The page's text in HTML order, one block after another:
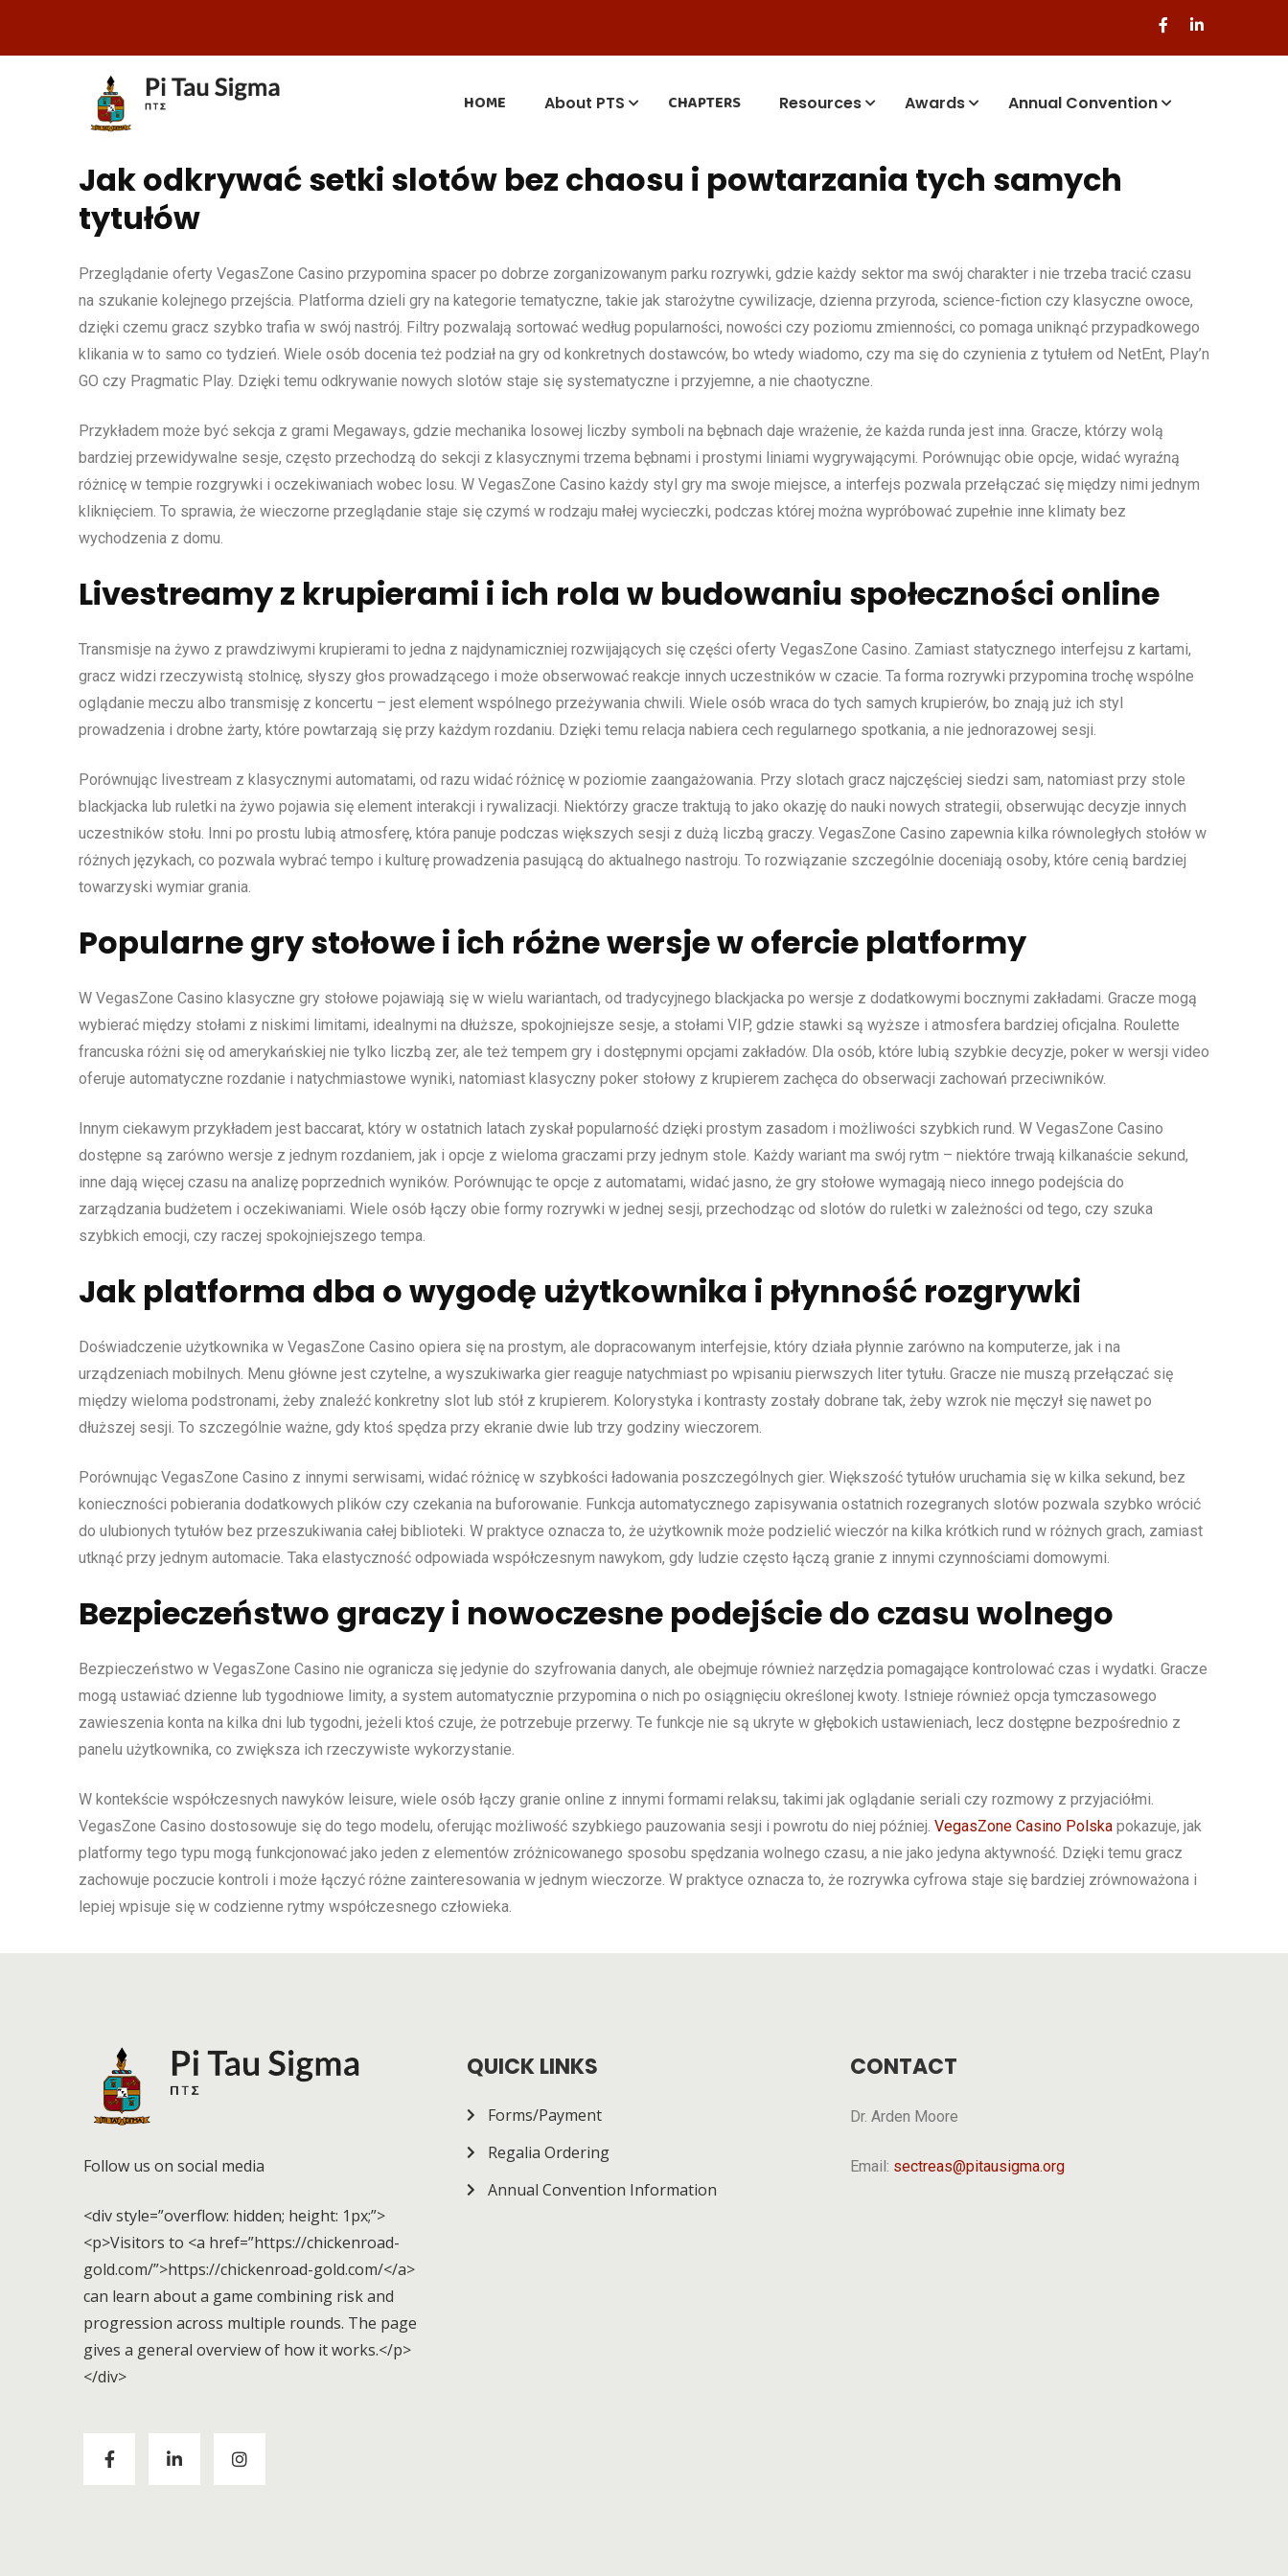
HOME About PTS CHAPTERS Resources Awards Annual Convention
Jak odkrywać setki slotów bez chaosu i powtarzania tych samych
tytułów
Przeglądanie oferty VegasZone Casino przypomina spacer po dobrze zorganizowanym parku rozrywki, gdzie każdy sektor ma swój charakter i nie trzeba tracić czasu
na szukanie kolejnego przejścia. Platforma dzieli gry na kategorie tematyczne, takie jak starożytne cywilizacje, dzienna przyroda, science-fiction czy klasyczne owoce,
dzięki czemu gracz szybko trafia w swój nastrój. Filtry pozwalają sortować według popularności, nowości czy poziomu zmienności, co pomaga uniknąć przypadkowego
klikania w to samo co tydzień. Wiele osób docenia też podział na gry od konkretnych dostawców, bo wtedy wiadomo, czy ma się do czynienia z tytułem od NetEnt, Play’n
GO czy Pragmatic Play. Dzięki temu odkrywanie nowych slotów staje się systematyczne i przyjemne, a nie chaotyczne.
Przykładem może być sekcja z grami Megaways, gdzie mechanika losowej liczby symboli na bębnach daje wrażenie, że każda runda jest inna. Gracze, którzy wolą
bardziej przewidywalne sesje, często przechodzą do sekcji z klasycznymi trzema bębnami i prostymi liniami wygrywającymi. Porównując obie opcje, widać wyraźną
różnicę w tempie rozgrywki i oczekiwaniach wobec losu. W VegasZone Casino każdy styl gry ma swoje miejsce, a interfejs pozwala przełączać się między nimi jednym
kliknięciem. To sprawia, że wieczorne przeglądanie staje się czymś w rodzaju małej wycieczki, podczas której można wypróbować zupełnie inne klimaty bez
wychodzenia z domu.
Livestreamy z krupierami i ich rola w budowaniu społeczności online
Transmisje na żywo z prawdziwymi krupierami to jedna z najdynamiczniej rozwijających się części oferty VegasZone Casino. Zamiast statycznego interfejsu z kartami,
gracz widzi rzeczywistą stolnicę, słyszy głos prowadzącego i może obserwować reakcje innych uczestników w czacie. Ta forma rozrywki przypomina trochę wspólne
oglądanie meczu albo transmisję z koncertu – jest element wspólnego przeżywania chwili. Wiele osób wraca do tych samych krupierów, bo znają już ich styl
prowadzenia i drobne żarty, które powtarzają się przy każdym rozdaniu. Dzięki temu relacja nabiera cech regularnego spotkania, a nie jednorazowej sesji.
Porównując livestream z klasycznymi automatami, od razu widać różnicę w poziomie zaangażowania. Przy slotach gracz najczęściej siedzi sam, natomiast przy stole
blackjacka lub ruletki na żywo pojawia się element interakcji i rywalizacji. Niektórzy gracze traktują to jako okazję do nauki nowych strategii, obserwując decyzje innych
uczestników stołu. Inni po prostu lubią atmosferę, która panuje podczas większych sesji z dużą liczbą graczy. VegasZone Casino zapewnia kilka równoległych stołów w
różnych językach, co pozwala wybrać tempo i kulturę prowadzenia pasującą do aktualnego nastroju. To rozwiązanie szczególnie doceniają osoby, które cenią bardziej
towarzyski wymiar grania.
Popularne gry stołowe i ich różne wersje w ofercie platformy
W VegasZone Casino klasyczne gry stołowe pojawiają się w wielu wariantach, od tradycyjnego blackjacka po wersje z dodatkowymi bocznymi zakładami. Gracze mogą
wybierać między stołami z niskimi limitami, idealnymi na dłuższe, spokojniejsze sesje, a stołami VIP, gdzie stawki są wyższe i atmosfera bardziej oficjalna. Roulette
francuska różni się od amerykańskiej nie tylko liczbą zer, ale też tempem gry i dostępnymi opcjami zakładów. Dla osób, które lubią szybkie decyzje, poker w wersji video
oferuje automatyczne rozdanie i natychmiastowe wyniki, natomiast klasyczny poker stołowy z krupierem zachęca do obserwacji zachowań przeciwników.
Innym ciekawym przykładem jest baccarat, który w ostatnich latach zyskał popularność dzięki prostym zasadom i możliwości szybkich rund. W VegasZone Casino
dostępne są zarówno wersje z jednym rozdaniem, jak i opcje z wieloma graczami przy jednym stole. Każdy wariant ma swój rytm – niektóre trwają kilkanaście sekund,
inne dają więcej czasu na analizę poprzednich wyników. Porównując te opcje z automatami, widać jasno, że gry stołowe wymagają nieco innego podejścia do
zarządzania budżetem i oczekiwaniami. Wiele osób łączy obie formy rozrywki w jednej sesji, przechodząc od slotów do ruletki w zależności od tego, czy szuka
szybkich emocji, czy raczej spokojniejszego tempa.
Jak platforma dba o wygodę użytkownika i płynność rozgrywki
Doświadczenie użytkownika w VegasZone Casino opiera się na prostym, ale dopracowanym interfejsie, który działa płynnie zarówno na komputerze, jak i na
urządzeniach mobilnych. Menu główne jest czytelne, a wyszukiwarka gier reaguje natychmiast po wpisaniu pierwszych liter tytułu. Gracze nie muszą przełączać się
między wieloma podstronami, żeby znaleźć konkretny slot lub stół z krupierem. Kolorystyka i kontrasty zostały dobrane tak, żeby wzrok nie męczył się nawet po
dłuższej sesji. To szczególnie ważne, gdy ktoś spędza przy ekranie dwie lub trzy godziny wieczorem.
Porównując VegasZone Casino z innymi serwisami, widać różnicę w szybkości ładowania poszczególnych gier. Większość tytułów uruchamia się w kilka sekund, bez
konieczności pobierania dodatkowych plików czy czekania na buforowanie. Funkcja automatycznego zapisywania ostatnich rozegranych slotów pozwala szybko wrócić
do ulubionych tytułów bez przeszukiwania całej biblioteki. W praktyce oznacza to, że użytkownik może podzielić wieczór na kilka krótkich rund w różnych grach, zamiast
utknąć przy jednym automacie. Taka elastyczność odpowiada współczesnym nawykom, gdy ludzie często łączą granie z innymi czynnościami domowymi.
Bezpieczeństwo graczy i nowoczesne podejście do czasu wolnego
Bezpieczeństwo w VegasZone Casino nie ogranicza się jedynie do szyfrowania danych, ale obejmuje również narzędzia pomagające kontrolować czas i wydatki. Gracze
mogą ustawiać dzienne lub tygodniowe limity, a system automatycznie przypomina o nich po osiągnięciu określonej kwoty. Istnieje również opcja tymczasowego
zawieszenia konta na kilka dni lub tygodni, jeżeli ktoś czuje, że potrzebuje przerwy. Te funkcje nie są ukryte w głębokich ustawieniach, lecz dostępne bezpośrednio z
panelu użytkownika, co zwiększa ich rzeczywiste wykorzystanie.
W kontekście współczesnych nawyków leisure, wiele osób łączy granie online z innymi formami relaksu, takimi jak oglądanie seriali czy rozmowy z przyjaciółmi.
VegasZone Casino dostosowuje się do tego modelu, oferując możliwość szybkiego pauzowania sesji i powrotu do niej później. VegasZone Casino Polska pokazuje, jak
platformy tego typu mogą funkcjonować jako jeden z elementów zróżnicowanego sposobu spędzania wolnego czasu, a nie jako jedyna aktywność. Dzięki temu gracz
zachowuje poczucie kontroli i może łączyć różne zainteresowania w jednym wieczorze. W praktyce oznacza to, że rozrywka cyfrowa staje się bardziej zrównoważona i
lepiej wpisuje się w codzienne rytmy współczesnego człowieka.
Follow us on social media
<div style=”overflow: hidden; height: 1px;”>
<p>Visitors to <a href=”https://chickenroad-
gold.com/”>https://chickenroad-gold.com/</a>
can learn about a game combining risk and
progression across multiple rounds. The page
gives a general overview of how it works.</p>
</div>
learn about a game combining risk and
QUICK LINKS
Forms/Payment
Regalia Ordering
Annual Convention Information
CONTACT
Dr. Arden Moore
Email: sectreas@pitausigma.org